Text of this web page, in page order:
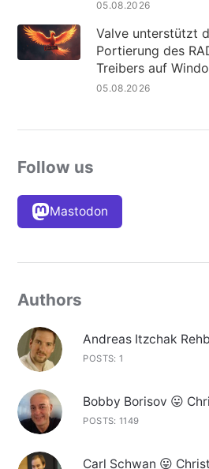
05.08.2026
Valve unterstützt
Portierung des
Treibers auf
05.08.2026
Follow us
Mastodon
Authors
Andreas Itzchak
POSTS: 1
Bobby Borisov 😛
POSTS: 1149
Carl Schwan 😛